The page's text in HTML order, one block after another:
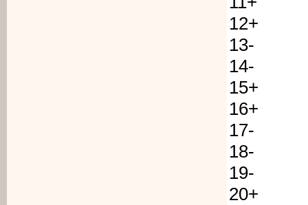
12+
13-
14-
15+
16+
17-
18-
19-
20+